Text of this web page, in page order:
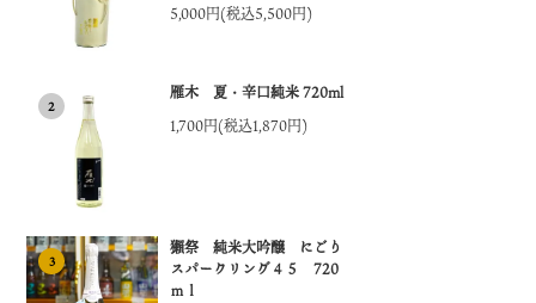
5,000円(税込5,500円)
2
雁木 夏・辛口純米 720ml
1,700円(税込1,870円)
3
獺祭 純米大吟醸 にごり
スパークリング４５ 720
ｍｌ